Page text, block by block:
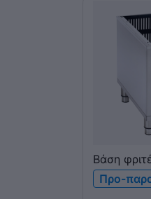
Βάση
GRILL
Προ-